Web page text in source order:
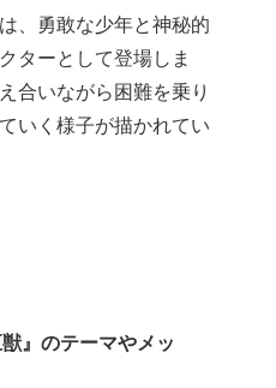
、勇敢な少年と神秘的
ターとして登場しま
合いながら困難を乗り
いく様子が描かれてい
』のテーマやメッ